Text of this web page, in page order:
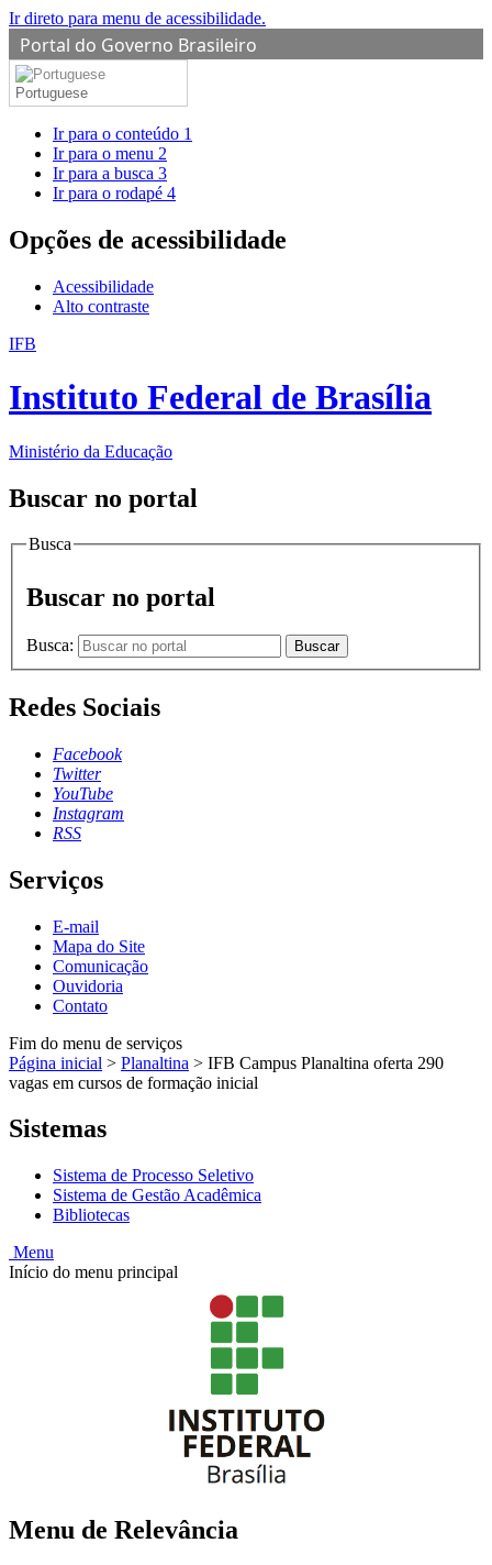
Ir direto para menu de acessibilidade.
Portal do Governo Brasileiro
Portuguese
Ir para o conteúdo 1
Ir para o menu 2
Ir para a busca 3
Ir para o rodapé 4
Opções de acessibilidade
Acessibilidade
Alto contraste
IFB
Instituto Federal de Brasília
Ministério da Educação
Buscar no portal
Busca
Buscar no portal
Busca: Buscar
Redes Sociais
Facebook
Twitter
YouTube
Instagram
RSS
Serviços
E-mail
Mapa do Site
Comunicação
Ouvidoria
Contato
Fim do menu de serviços
Página inicial > Planaltina > IFB Campus Planaltina oferta 290
vagas em cursos de formação inicial
Sistemas
Sistema de Processo Seletivo
Sistema de Gestão Acadêmica
Bibliotecas
Menu
Início do menu principal
Menu de Relevância